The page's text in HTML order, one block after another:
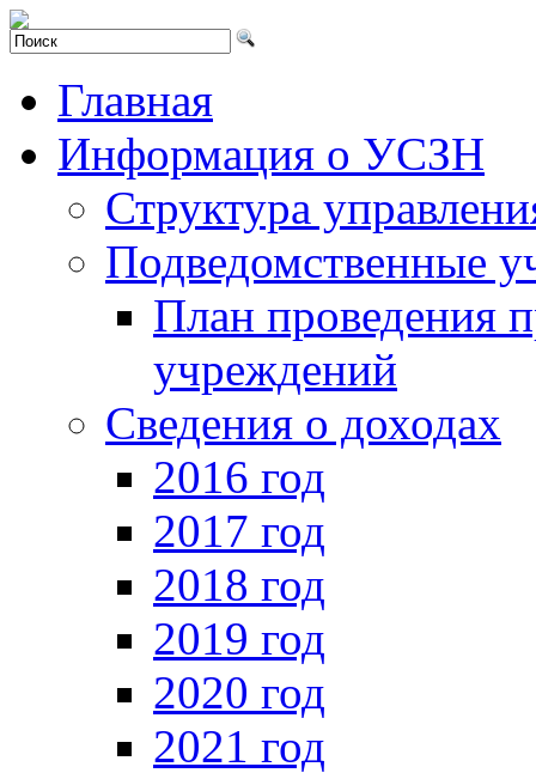
Главная
Информация о УСЗН
Структура
Подведомственные
План проведения
учреждений
Сведения о доходах
2016 год
2017 год
2018 год
2019 год
2020 год
2021 год